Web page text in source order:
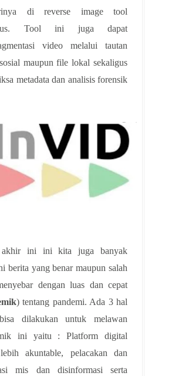
di reverse image tool
Tool ini juga dapat
video melalui tautan
maupun file lokal sekaligus
metadata dan analisis forensik
ini ini kita juga banyak
berita yang benar maupun salah
dengan luas dan cepat
) tentang pandemi. Ada 3 hal
dilakukan untuk melawan
ini yaitu : Platform digital
akuntable, pelacakan dan
mis dan disinformasi serta